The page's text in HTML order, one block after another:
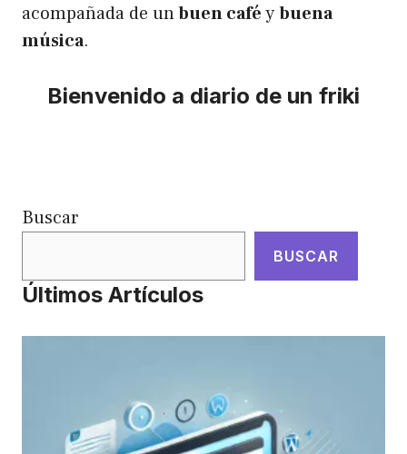
acompañada de unbuen caféybuena
música.
Bienvenido a diario de un friki
Buscar
BUSCAR
Últimos Artículos